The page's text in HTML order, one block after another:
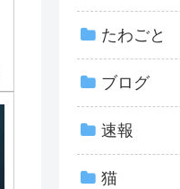
たわごと
ブログ
速報
猫